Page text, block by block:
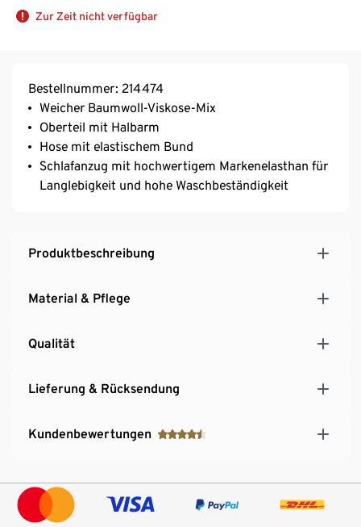
Zur Zeit nicht verfügbar
Bestellnummer: 214474
Weicher Baumwoll-Viskose-Mix
Oberteil mit Halbarm
Hose mit elastischem Bund
Schlafanzug mit hochwertigem Markenelasthan für
Langlebigkeit und hohe Waschbeständigkeit
Produktbeschreibung
Material & Pflege
Qualität
Lieferung & Rücksendung
Kundenbewertungen